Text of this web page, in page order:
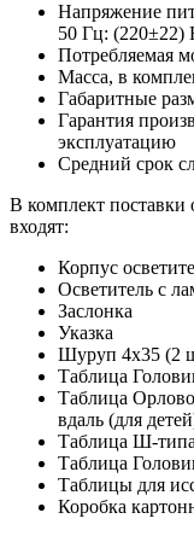
Напряжение
50 Гц: (220±22)
Потребляемая
Масса, в
Габаритные
Гарантия
эксплуатацию
Средний срок
В комплект поставки
входят:
Корпус
Осветитель с
Заслонка
Указка
Шуруп 4х35 (2
Таблица
Таблица
вдаль (для
Таблица Ш-типа
Таблица
Таблицы для
Коробка